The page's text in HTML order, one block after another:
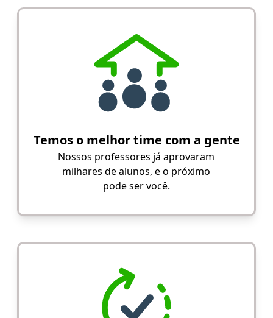
Temos o melhor time com a gente
Nossos professores já aprovaram
milhares de alunos, e o próximo
pode ser você.